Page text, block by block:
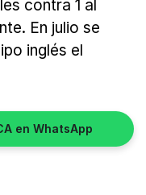
contra 1 al
En julio se
inglés el
en WhatsApp